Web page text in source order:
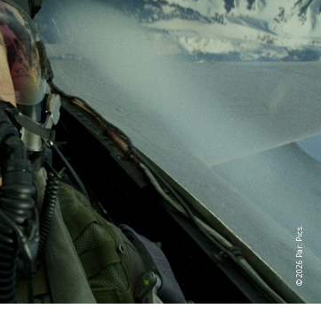
© 2026 Par. Pics.